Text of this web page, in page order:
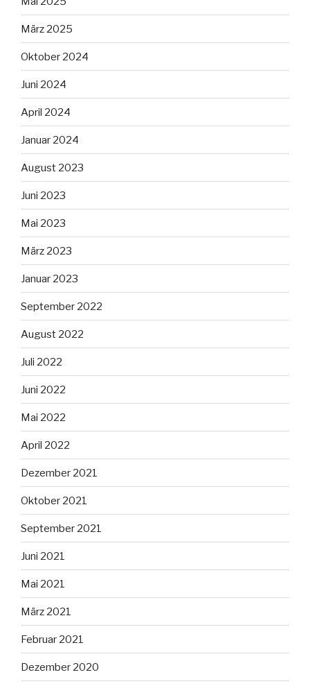
März 2025
Oktober 2024
Juni 2024
April 2024
Januar 2024
August 2023
Juni 2023
Mai 2023
März 2023
Januar 2023
September 2022
August 2022
Juli 2022
Juni 2022
Mai 2022
April 2022
Dezember 2021
Oktober 2021
September 2021
Juni 2021
Mai 2021
März 2021
Februar 2021
Dezember 2020